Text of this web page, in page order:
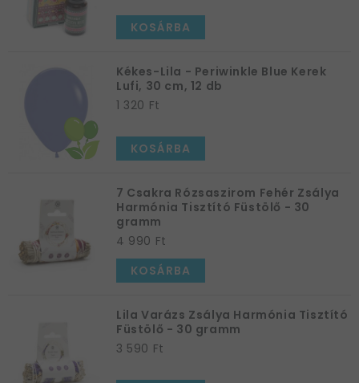
KOSÁRBA
Kékes-Lila - Periwinkle Blue Kerek
Lufi, 30 cm, 12 db
1 320 Ft
KOSÁRBA
7 Csakra Rózsaszirom Fehér Zsálya
Harmónia Tisztító Füstölő - 30
gramm
4 990 Ft
KOSÁRBA
Lila Varázs Zsálya Harmónia Tisztító
Füstölő - 30 gramm
3 590 Ft